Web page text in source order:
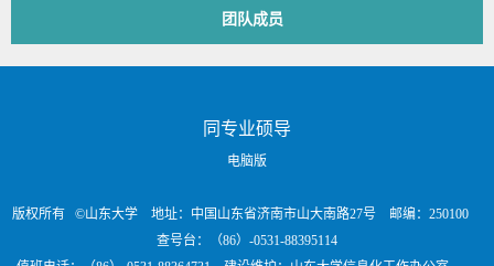
团队成员
同专业硕导
电脑版
版权所有 ©山东大学 地址：中国山东省济南市山大南路27号 邮编：250100
查号台：（86）-0531-88395114